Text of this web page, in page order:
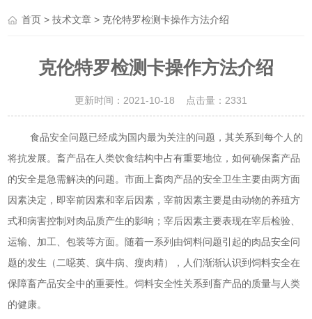
首页 >技术文章 > 克伦特罗检测卡操作方法介绍
克伦特罗检测卡操作方法介绍
更新时间：2021-10-18 点击量： 2331
食品安全问题已经成为国内最为关注的问题，其关系到每个人的
将抗发展。畜产品在人类饮食结构中占有重要地位，如何确保畜产品
的安全是急需解决的问题。市面上畜肉产品的安全卫生主要由两方面
因素决定，即宰前因素和宰后因素，宰前因素主要是由动物的养殖方
式和病害控制对肉品质产生的影响；宰后因素主要表现在宰后检验、
运输、加工、包装等方面。随着一系列由饲料问题引起的肉品安全问
题的发生（二噁英、疯牛病、瘦肉精），人们渐渐认识到饲料安全在
保障畜产品安全中的重要性。饲料安全性关系到畜产品的质量与人类
的健康。